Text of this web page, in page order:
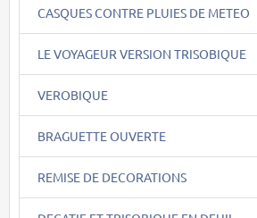
CASQUES CONTRE PLUIES DE METEO
LE VOYAGEUR VERSION TRISOBIQUE
VEROBIQUE
BRAGUETTE OUVERTE
REMISE DE DECORATIONS